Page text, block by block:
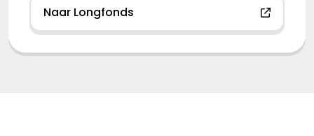
Naar Longfonds